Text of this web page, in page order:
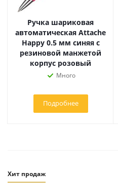
Ручка шариковая
автоматическая Attache
Happy 0.5 мм синяя с
резиновой манжетой
корпус розовый
Много
Подробнее
Хит продаж